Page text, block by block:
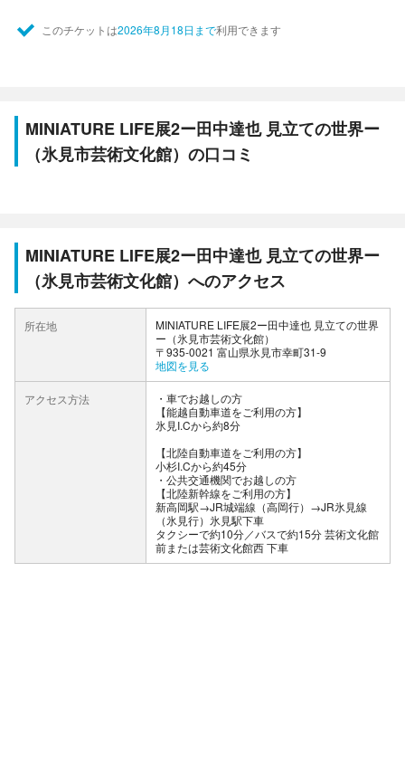
このチケットは2026年8月18日まで利用できます
MINIATURE LIFE展2ー田中達也 見立ての世界ー
（氷見市芸術文化館）の口コミ
MINIATURE LIFE展2ー田中達也 見立ての世界ー
（氷見市芸術文化館）へのアクセス
所在地
MINIATURE LIFE展2ー田中達也 見立ての世界
ー（氷見市芸術文化館）
〒935-0021 富山県氷見市幸町31-9
地図を見る
アクセス方法
車でお越しの方
【能越自動車道をご利用の方】
氷見I.Cから約8分
【北陸自動車道をご利用の方】
小杉I.Cから約45分
公共交通機関でお越しの方
【北陸新幹線をご利用の方】
新高岡駅→JR城端線（高岡行）→JR氷見線
（氷見行）氷見駅下車
タクシーで約10分／バスで約15分 芸術文化館
前または芸術文化館西 下車